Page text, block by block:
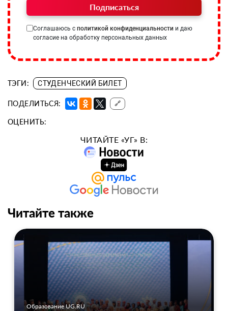
Подписаться
Соглашаюсь с политикой конфиденциальности и даю
согласие на обработку персональных данных
ТЭГИ: СТУДЕНЧЕСКИЙ БИЛЕТ
ПОДЕЛИТЬСЯ: 🔗
ОЦЕНИТЬ:
ЧИТАЙТЕ «УГ» В:
Читайте также
Образование UG.RU